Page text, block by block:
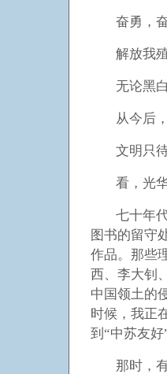
奋勇，
解放我
无论黑
从今后
文明只
看，光
七十年
图书的留守
作品。那些
西、李大钊
中国领土的
时候，我正
到“中苏友好
那时，